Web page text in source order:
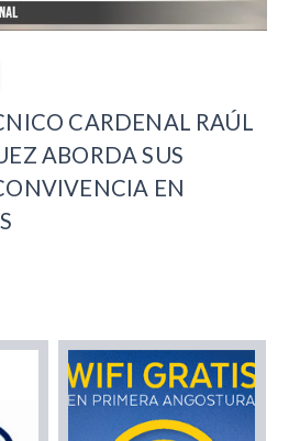
CARDENAL RAÚL
ABORDA SUS
EN